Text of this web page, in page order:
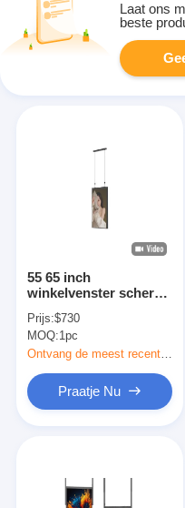
Laat ons
beste
55 65 inch
winkelvenster scherm
helderheid lcd-monitor
Prijs:$730
MOQ:1pc
Ontvang de meest recente Prijs
Praatje Nu